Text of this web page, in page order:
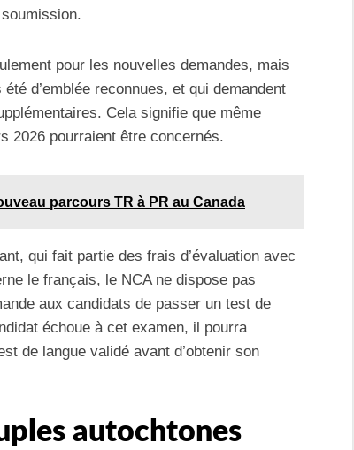
pour les nouvelles demandes, mais
d’emblée reconnues, et qui demandent
Cela signifie que même
2026 pourraient être concernés.
parcours TR à PR au Canada
qui fait partie des frais d’évaluation avec
le français, le NCA ne dispose pas
aux candidats de passer un test de
échoue à cet examen, il pourra
de langue validé avant d’obtenir son
autochtones